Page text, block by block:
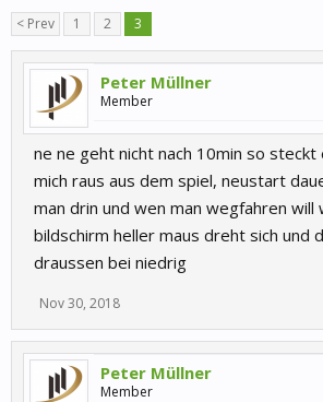
< Prev 1 2 3
Peter Müllner
Member
ne ne geht nicht nach 10min so
mich raus aus dem spiel, neustart
man drin und wen man wegfahren will
bildschirm heller maus dreht sich und
draussen bei niedrig
Nov 30, 2018
Peter Müllner
Member